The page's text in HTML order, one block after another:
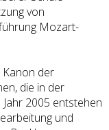
von
Mozart-
Kanon der
die in der
2005 entstehen
und